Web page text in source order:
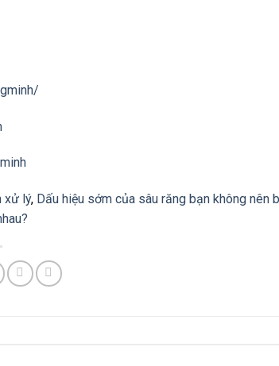
xử lý, Dấu hiệu sớm của sâu răng bạn không nên